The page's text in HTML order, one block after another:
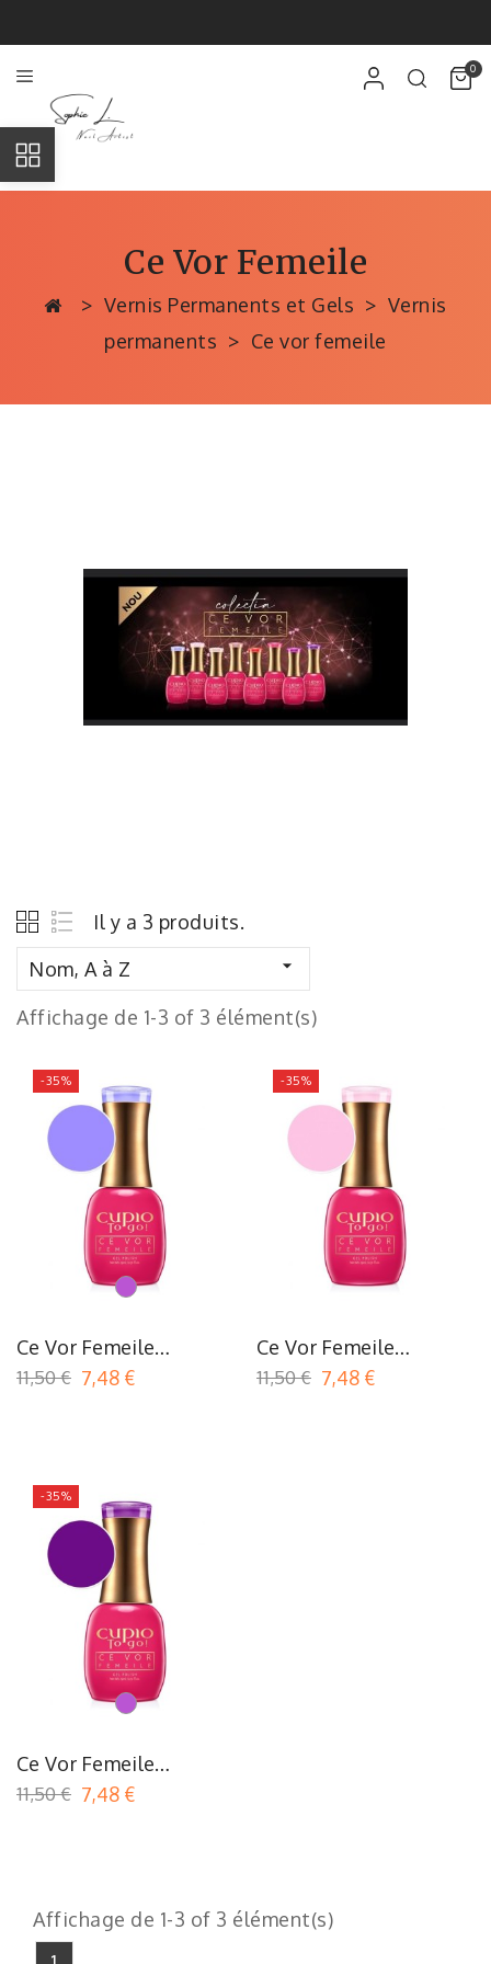
0
Ce Vor Femeile
Vernis Permanents et Gels
Vernis
permanents
Ce vor femeile
Il y a 3 produits.
Nom, A à Z

Affichage de 1-3 of 3 élément(s)
-35%
Ce Vor Femeile
Collection - Ce Se
Poarta (Ce Qui Se
11,50 € 7,48 €
Violet/Mauve
-35%
Ce Vor Femeile
Collection - Nu Stiu (Je
Ne Sais Pas)
11,50 € 7,48 €
-35%
Ce Vor Femeile
Collection - Surprinde-
Ma! (Surprenez-Moi!)
11,50 € 7,48 €
Violet/Mauve
Affichage de 1-3 of 3 élément(s)